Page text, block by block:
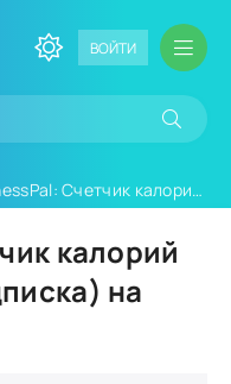
ВОЙТИ
Счетчик калорий (Мод, Премиум подписка)
калорий
на